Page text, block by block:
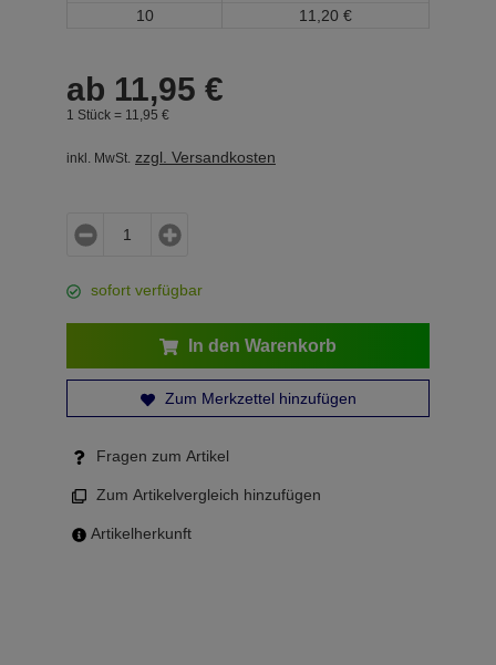
10
11, 20 €
ab 11,95 €
1 Stück = 11, 95 €
inkl. MwSt. zzgl. Versandkosten
sofort verfügbar
In den Warenkorb
Zum Merkzettel hinzufügen
Fragen zum Artikel
Zum Artikelvergleich hinzufügen
Artikelherkunft